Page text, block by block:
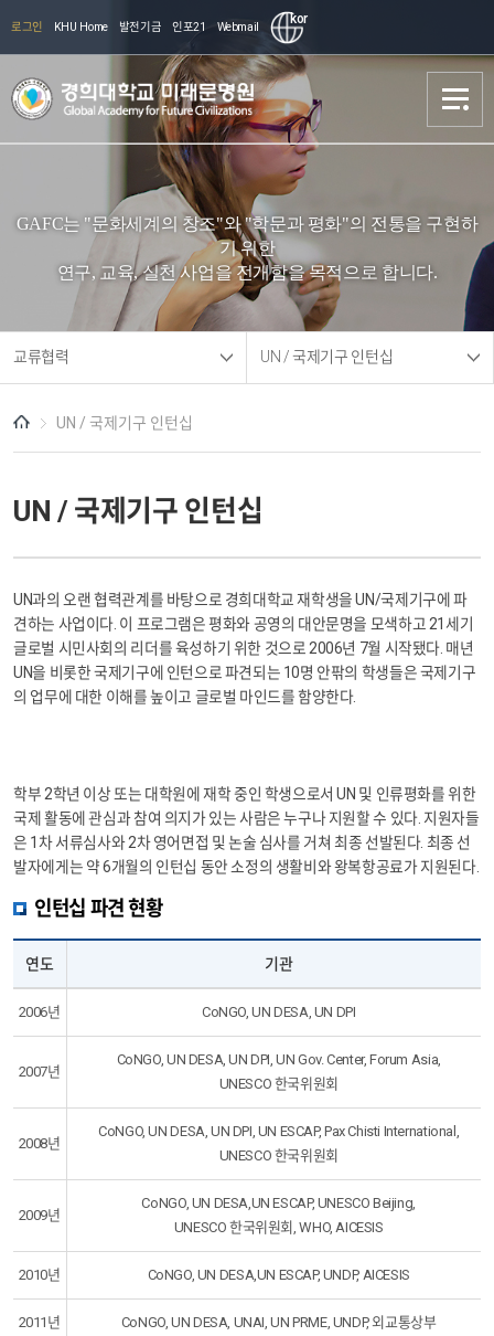
로그인 KHU Home 발전기금 인포21 Webmail
kor
문명원 소개
학술기획
교류협력
교육 장학
문명원 소개
학술기획
교류협력
교육 장학
GAFC는 "문화세계의 창조"와 "학문과 평화"의 전통을 구현하
기 위한
연구, 교육, 실천 사업을 전개함을 목적으로 합니다.
교류협력 UN / 국제기구 인턴십
UN / 국제기구 인턴십
UN / 국제기구 인턴십
UN과의 오랜 협력관계를 바탕으로 경희대학교 재학생을 UN/국제기구에 파
견하는 사업이다. 이 프로그램은 평화와 공영의 대안문명을 모색하고 21세기
글로벌 시민사회의 리더를 육성하기 위한 것으로 2006년 7월 시작됐다. 매년
UN을 비롯한 국제기구에 인턴으로 파견되는 10명 안팎의 학생들은 국제기구
의 업무에 대한 이해를 높이고 글로벌 마인드를 함양한다.
학부 2학년 이상 또는 대학원에 재학 중인 학생으로서 UN 및 인류평화를 위한
국제 활동에 관심과 참여 의지가 있는 사람은 누구나 지원할 수 있다. 지원자들
은 1차 서류심사와 2차 영어면접 및 논술 심사를 거쳐 최종 선발된다. 최종 선
발자에게는 약 6개월의 인턴십 동안 소정의 생활비와 왕복항공료가 지원된다.
인턴십 파견 현황
연도 기관
2006년 CoNGO, UN DESA, UN DPI
2007년
CoNGO, UN DESA, UN DPI, UN Gov. Center, Forum Asia,
UNESCO 한국위원회
2008년
CoNGO, UN DESA, UN DPI, UN ESCAP, Pax Chisti International,
UNESCO 한국위원회
2009년
CoNGO, UN DESA,UN ESCAP, UNESCO Beijing,
UNESCO 한국위원회, WHO, AICESIS
2010년 CoNGO, UN DESA,UN ESCAP, UNDP, AICESIS
2011년 CoNGO, UN DESA, UNAI, UN PRME, UNDP, 외교통상부